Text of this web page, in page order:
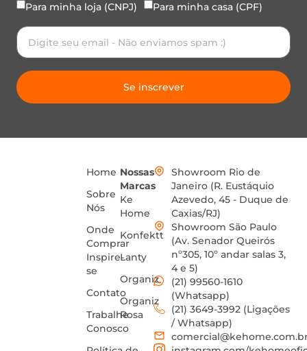
Para minha loja (CNPJ) Para minha casa (CPF)
Se inscrever
Home
Sobre
Nós
Onde
Comprar
Inspire-
se
Contato
Trabalhe
Conosco
Nossas
Marcas
Ke
Home
Konfektt
Lanty
Organiz
Organiz
Rosa
Showroom Rio de
Janeiro (R. Eustáquio
Azevedo, 45 - Duque de
Caxias/RJ)
Showroom São Paulo
(Av. Senador Queirós
nº305, 10º andar salas 3,
4 e 5)
(21) 99560-1610
(Whatsapp)
(21) 3649-3992 (Ligações
/ Whatsapp)